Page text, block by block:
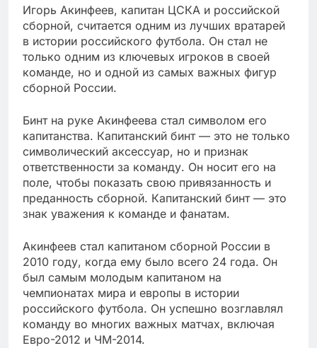
Игорь Акинфеев, капитан ЦСКА и российской
сборной, считается одним из лучших вратарей
в истории российского футбола. Он стал не
только одним из ключевых игроков в своей
команде, но и одной из самых важных фигур
сборной России.
Бинт на руке Акинфеева стал символом его
капитанства. Капитанский бинт — это не только
символический аксессуар, но и признак
ответственности за команду. Он носит его на
поле, чтобы показать свою привязанность и
преданность сборной. Капитанский бинт — это
знак уважения к команде и фанатам.
Акинфеев стал капитаном сборной России в
2010 году, когда ему было всего 24 года. Он
был самым молодым капитаном на
чемпионатах мира и европы в истории
российского футбола. Он успешно возглавлял
команду во многих важных матчах, включая
Евро-2012 и ЧМ-2014.